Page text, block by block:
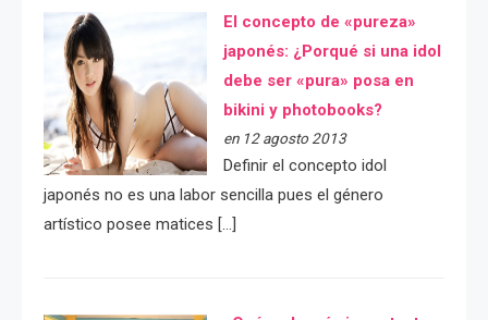
El concepto de «pureza»
japonés: ¿Porqué si una idol
debe ser «pura» posa en
bikini y photobooks?
en 12 agosto 2013
Definir el concepto idol
japonés no es una labor sencilla pues el género
artístico posee matices […]